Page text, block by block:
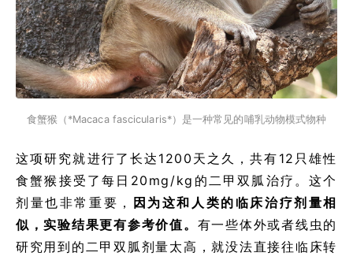
食蟹猴（*Macaca fascicularis*）是一种常见的哺乳动物模式物种
这项研究就进行了长达1200天之久，共有12只雄性
食蟹猴接受了每日20mg/kg的二甲双胍治疗。这个
剂量也非常重要，
因为这和人类的临床治疗剂量相
似，实验结果更有参考价值。 有一些体外或者线虫的
研究用到的二甲双胍剂量太高，就没法直接往临床转